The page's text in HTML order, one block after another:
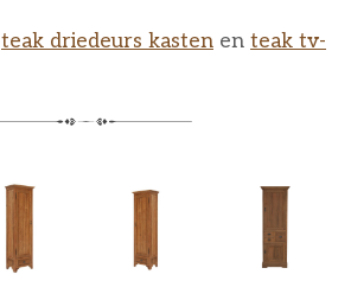
teak driedeurs kasten en teak tv-